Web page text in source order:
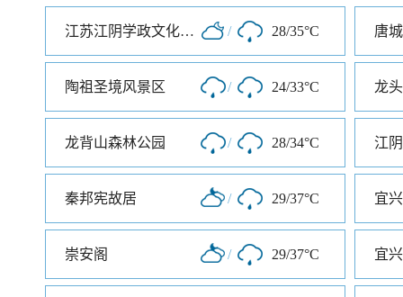
江苏江阴学政文化旅游区 / 28/35°C 唐城
陶祖圣境风景区 / 24/33°C 龙
龙背山森林公园 / 28/34°C 江
秦邦宪故居 / 29/37°C 宜
崇安阁 / 29/37°C 宜